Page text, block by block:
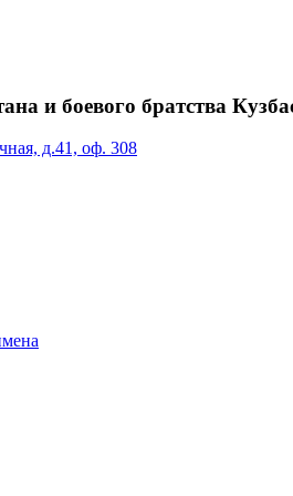
и боевого братства
д.41, оф. 308